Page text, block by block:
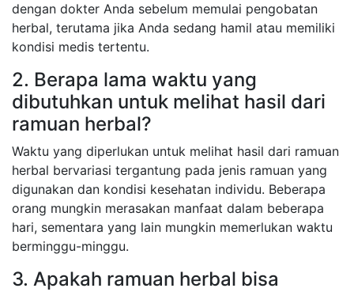
dengan dokter Anda sebelum memulai pengobatan
herbal, terutama jika Anda sedang hamil atau memiliki
kondisi medis tertentu.
2. Berapa lama waktu yang
dibutuhkan untuk melihat hasil dari
ramuan herbal?
Waktu yang diperlukan untuk melihat hasil dari ramuan
herbal bervariasi tergantung pada jenis ramuan yang
digunakan dan kondisi kesehatan individu. Beberapa
orang mungkin merasakan manfaat dalam beberapa
hari, sementara yang lain mungkin memerlukan waktu
berminggu-minggu.
3. Apakah ramuan herbal bisa